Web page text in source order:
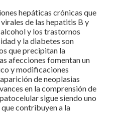
hepáticas crónicas que
de las hepatitis B y
y los trastornos
y la diabetes son
que precipitan la
afecciones fomentan un
y modificaciones
de neoplasias
en la comprensión de
sigue siendo uno
contribuyen a la